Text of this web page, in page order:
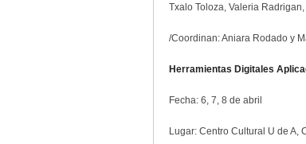
Txalo Toloza, Valeria
/Coordinan: Aniara Rodado y
Herramientas Digitales
Fecha: 6, 7, 8 de abril
Lugar: Centro Cultural U de A,